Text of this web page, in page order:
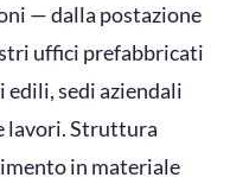
— dalla postazione
uffici prefabbricati
edili, sedi aziendali
lavori. Struttura
in materiale